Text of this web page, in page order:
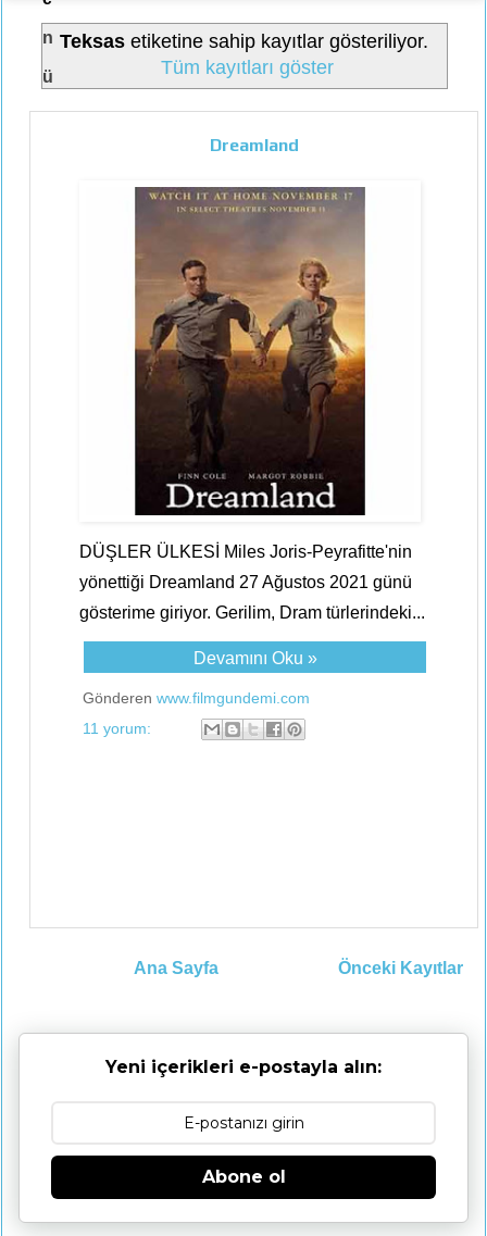
n
ü
Teksasetiketine sahip kayıtlar gösteriliyor.
Tüm kayıtları göster
Dreamland
DÜŞLER ÜLKESİ Miles Joris-Peyrafitte'nin
yönettiği Dreamland 27 Ağustos 2021 günü
gösterime giriyor. Gerilim, Dram türlerindeki...
Devamını Oku »
Gönderen www.filmgundemi.com
11 yorum:
Önceki Kayıtlar
Ana Sayfa
Yeni içerikleri e-postayla alın:
Abone ol